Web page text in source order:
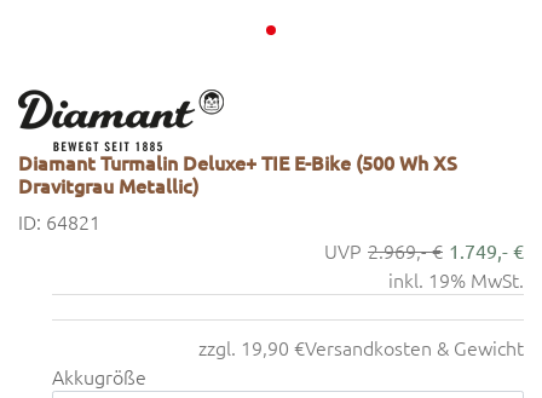
Diamant Turmalin Deluxe+ TIE E-Bike (500 Wh XS
Dravitgrau Metallic)
ID: 64821
2.969,- € 1.749,- €
inkl. 19% MwSt.
zzgl. 19,90 €Versandkosten & Gewicht
Akkugröße